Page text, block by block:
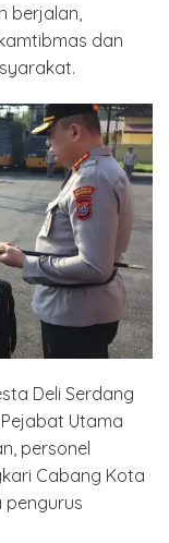
berjalan,
dan
Deli Serdang
Pejabat Utama
personel
Cabang Kota
pengurus